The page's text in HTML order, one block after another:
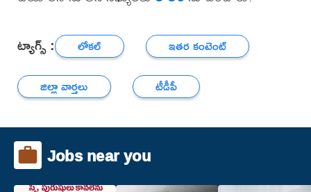
ట్యాగ్స్ : లోకల్
ఇతర కంటెంట్
జిల్లా వార్తలు
టీడీపీ
Jobs near you